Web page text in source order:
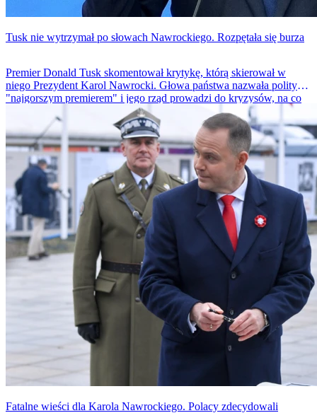
Tusk nie wytrzymał po słowach Nawrockiego. Rozpętała się burza
Premier Donald Tusk skomentował krytykę, którą skierował w
niego Prezydent Karol Nawrocki. Głowa państwa nazwała polityka
"najgorszym premierem" i jego rząd prowadzi do kryzysów, na co
Tusk odpowiedział, że wspieranie rządu przez Prezydenta jest
konstytucyjnym obowiązkiem.
Fatalne wieści dla Karola Nawrockiego. Polacy zdecydowali